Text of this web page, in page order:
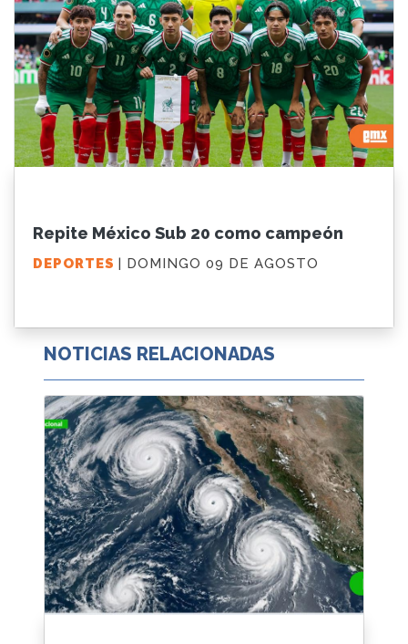
Repite México Sub 20 como campeón
DEPORTES | DOMINGO 09 DE AGOSTO
NOTICIAS RELACIONADAS